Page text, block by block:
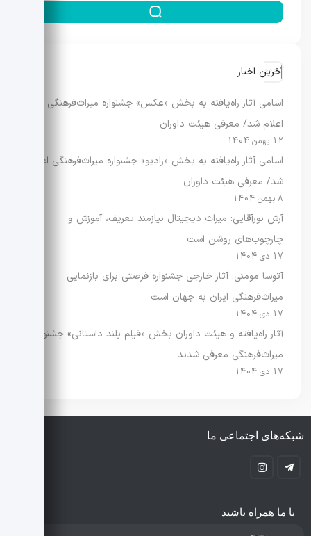
آخرین اخبار
اسامی آثار راه‌یافته به بخش «عکس» جشنواره میراث‌فرهنگی
اعلام شد/ معرفی هیئت داوران
12 بهمن 1404
اسامی آثار راه‌یافته به بخش «رادیو» جشنواره میراث‌فرهنگی اعلام
شد/ معرفی هیئت داوران
8 بهمن 1404
آرش نورآقایی: میراث دیجیتال نیازمند تعریف، آموزش و
چارچوب‌های روشن است
17 دی 1404
آتوسا مومنی: آثار خارجی جشنواره فرصتی برای بازنمایی
میراث‌فرهنگی ایران به جهان است
17 دی 1404
آثار راه‌یافته و هیئت داوران بخش «فیلم بلند داستانی» جشنواره
میراث‌فرهنگی معرفی شدند
17 دی 1404
شبکه‌های اجتماعی ما
با ما همراه باشید